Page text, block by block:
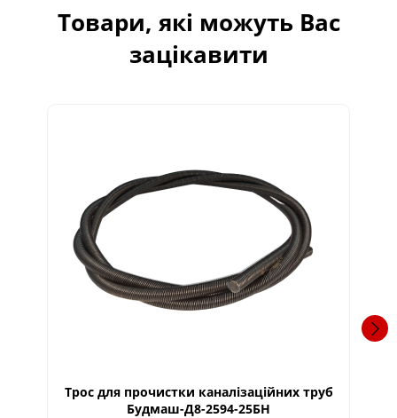
Товари, які можуть Вас
зацікавити
Трос для прочистки каналізаційних труб
Будмаш-Д8-2594-25БН